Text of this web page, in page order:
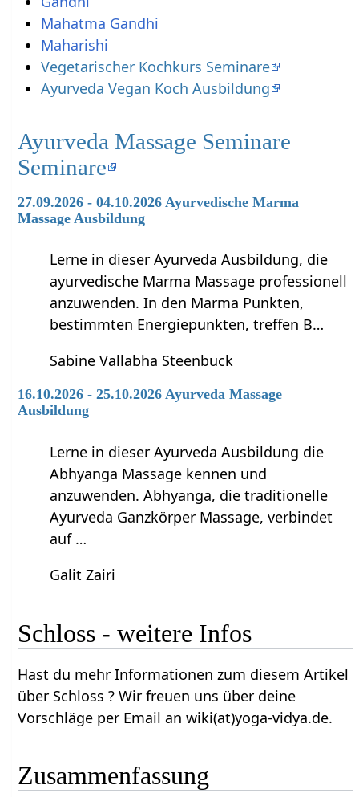
Mahatma Gandhi
Maharishi
Vegetarischer Kochkurs Seminare
Ayurveda Vegan Koch Ausbildung
Ayurveda Massage Seminare
Seminare
27.09.2026 - 04.10.2026 Ayurvedische Marma
Massage Ausbildung
Lerne in dieser Ayurveda Ausbildung, die
ayurvedische Marma Massage professionell
anzuwenden. In den Marma Punkten,
bestimmten Energiepunkten, treffen B…
Sabine Vallabha Steenbuck
16.10.2026 - 25.10.2026 Ayurveda Massage
Ausbildung
Lerne in dieser Ayurveda Ausbildung die
Abhyanga Massage kennen und
anzuwenden. Abhyanga, die traditionelle
Ayurveda Ganzkörper Massage, verbindet
auf …
Galit Zairi
Schloss‏‎ - weitere Infos
Hast du mehr Informationen zum diesem Artikel
über Schloss‏‎ ? Wir freuen uns über deine
Vorschläge per Email an wiki(at)yoga-vidya.de.
Zusammenfassung